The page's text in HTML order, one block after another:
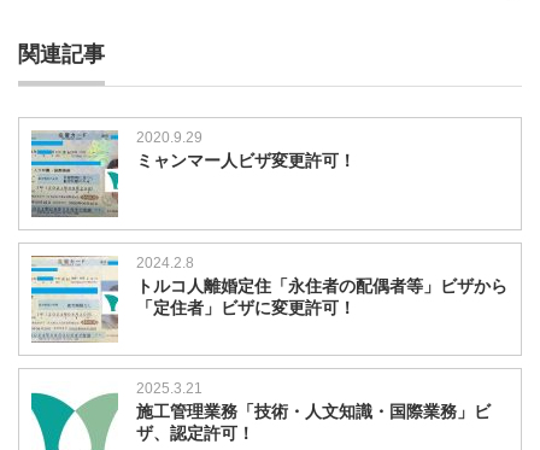
関連記事
2020.9.29
ミャンマー人ビザ変更許可！
2024.2.8
トルコ人離婚定住「永住者の配偶者等」ビザから
「定住者」ビザに変更許可！
2025.3.21
施工管理業務「技術・人文知識・国際業務」ビ
ザ、認定許可！